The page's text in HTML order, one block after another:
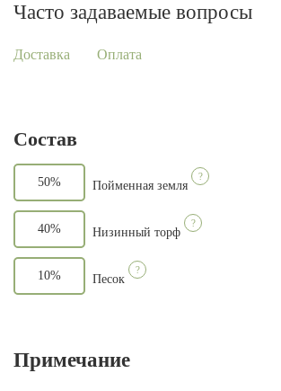
Состав
50% Пойменная земля
?
40% Низинный торф
?
10% Песок
?
Примечание
Часто задаваемые вопросы
Доставка Оплата